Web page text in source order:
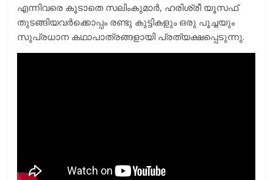
എന്നിവരെ കൂടാതെ സലിംകുമാര്‍, ഹരിശ്രീ യൂസഫ്
തുടങ്ങിയവര്‍ക്കൊപ്പം രണ്ടു കുട്ടികളും ഒരു പൂച്ചയും
സുപ്രധാന കഥാപാത്രങ്ങളായി പ്രത്യക്ഷപ്പെടുന്നു.